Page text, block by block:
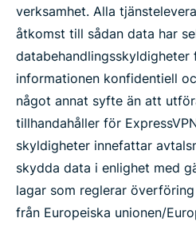
verksamhet. Alla
åtkomst till sådan data har
databehandlingsskyldigheter
informationen konfidentiell
något annat syfte än att
tillhandahåller för
skyldigheter innefattar
skydda data i enlighet med
lagar som reglerar
från Europeiska unionen/